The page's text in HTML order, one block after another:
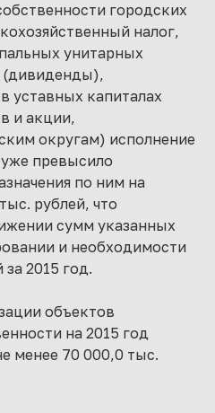
городских
налог,
унитарных
(дивиденды),
уставных капиталах
и акции,
округам) исполнение
уже превысило
по ним на
рублей, что
сумм указанных
и необходимости
2015 год.
объектов
на 2015 год
менее 70 000,0 тыс.